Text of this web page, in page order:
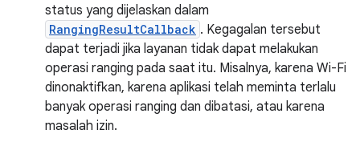
status yang dijelaskan dalam
RangingResultCallback . Kegagalan tersebut
dapat terjadi jika layanan tidak dapat melakukan
operasi ranging pada saat itu. Misalnya, karena Wi-Fi
dinonaktifkan, karena aplikasi telah meminta terlalu
banyak operasi ranging dan dibatasi, atau karena
masalah izin.